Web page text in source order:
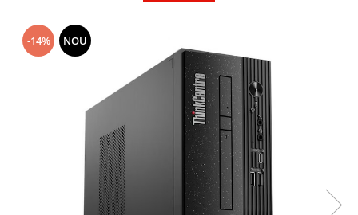
Laptopuri Second-hand
Componente NOI Laptop
Hard Disk-uri laptop
Componente REFURBISHED Laptop
Hard Disk-uri Refurbished
Accesorii Laptop
Docking stations
-14% NOU